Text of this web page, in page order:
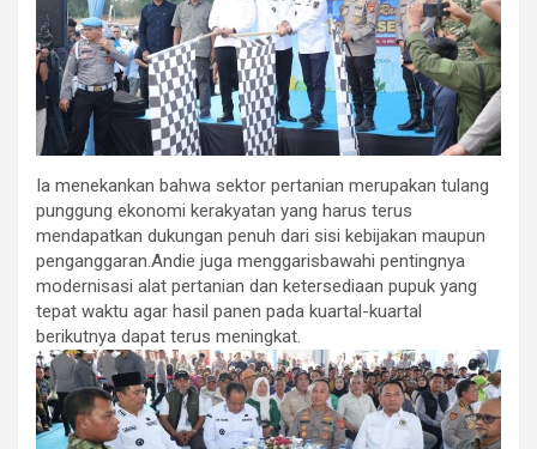
Ia menekankan bahwa sektor pertanian merupakan tulang
punggung ekonomi kerakyatan yang harus terus
mendapatkan dukungan penuh dari sisi kebijakan maupun
penganggaran.Andie juga menggarisbawahi pentingnya
modernisasi alat pertanian dan ketersediaan pupuk yang
tepat waktu agar hasil panen pada kuartal-kuartal
berikutnya dapat terus meningkat.